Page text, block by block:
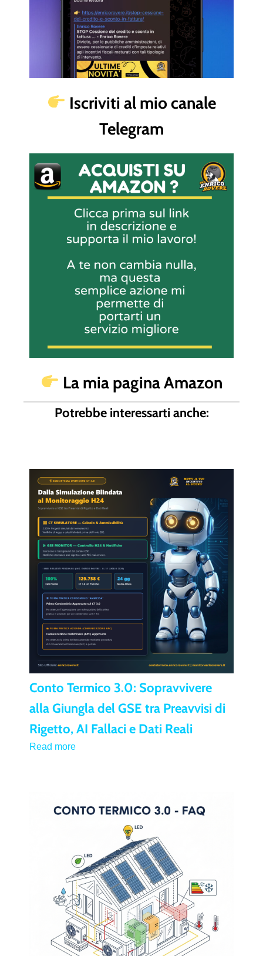
Iscriviti al mio canale
Telegram
La mia pagina Amazon
Potrebbe interessarti anche:
Conto Termico 3.0: Sopravvivere
alla Giungla del GSE tra Preavvisi di
Rigetto, AI Fallaci e Dati Reali
Read more